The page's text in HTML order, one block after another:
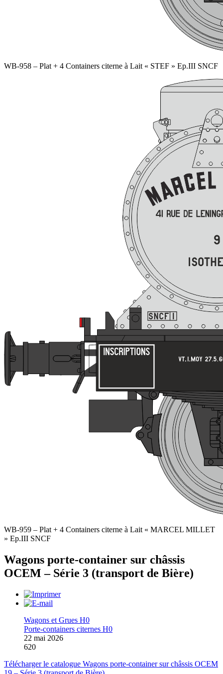
WB-958 – Plat + 4 Containers citerne à Lait « STEF » Ep.III SNCF
WB-959 – Plat + 4 Containers citerne à Lait « MARCEL MILLET
» Ep.III SNCF
Wagons porte-container sur châssis
OCEM – Série 3 (transport de Bière)
Wagons et Grues H0
Porte-containers citernes H0
22 mai 2026
620
Télécharger le catalogue Wagons porte-container sur châssis OCEM